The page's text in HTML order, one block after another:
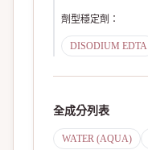
劑型穩定劑 ：
DISODIUM EDTA
全成分列表
WATER (AQUA)